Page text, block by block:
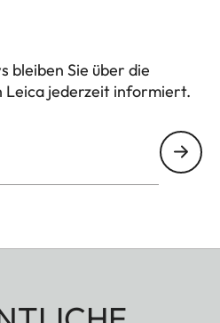
bleiben Sie über die
Leica jederzeit informiert.